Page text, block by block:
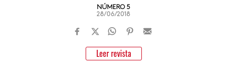
NÚMERO 5
28/06/2018
Leer revista